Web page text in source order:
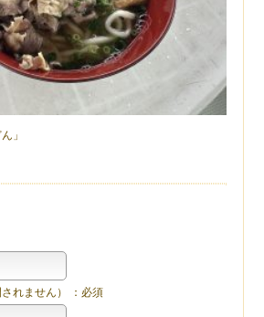
」
れません） ：必須